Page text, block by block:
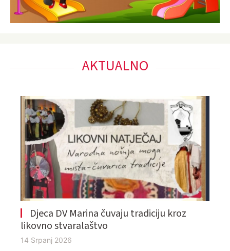
AKTUALNO
Djeca DV Marina čuvaju tradiciju kroz
likovno stvaralaštvo
14 Srpanj 2026